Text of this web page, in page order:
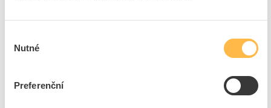
souhlasu
Nutné
Preferenční
ks do košíku